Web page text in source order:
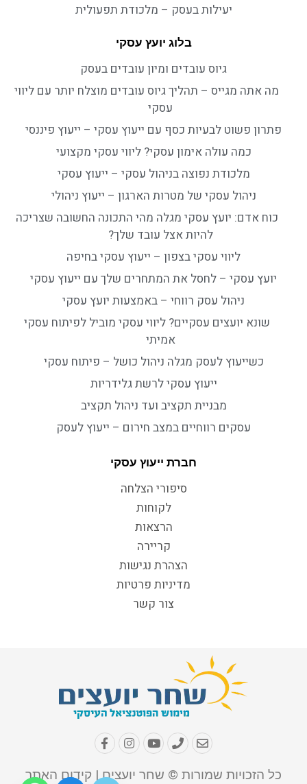
יעילות בעסק – מלכודת תפעולית
בלוג יועץ עסקי
גיוס עובדים ומיון עובדים בעסק
מה אתה מגייס – תהליך גיוס עובדים מוצלח יותר עם ליווי
עסקי
פתרון פשוט לבעיות כסף עם ייעוץ עסקי – ייעוץ פיננסי
כמה עולה אימון עסקי? ליווי עסקי מקצועי
מלכודת נפוצה בניהול עסקי – ייעוץ עסקי
ניהול עסקי של מטרות הארגון – ייעוץ ניהולי
כוח אדם: יועץ עסקי מגלה מהי התכונה החשובה שצריכה
להיות אצל עובד שלך?
ליווי עסקי בצפון – ייעוץ עסקי בחיפה
יועץ עסקי – לחסל את המתחרים שלך עם ייעוץ עסקי
ניהול עסק רווחי – באמצעות יועץ עסקי
שונא יועצים עסקיים? ליווי עסקי מוביל לפיתוח עסקי
אמיתי
כשייעוץ לעסק מגלה ניהול כושל – פיתוח עסקי
ייעוץ עסקי לרשת גלידריות
מבניית תקציב ועד ניהול תקציב
עסקים רווחיים במצב חירום – ייעוץ לעסק
חברת ייעוץ עסקי
סיפורי הצלחה
לקוחות
הרצאות
קריירה
הצהרת נגישות
מדיניות פרטיות
צור קשר
כל הזכויות שמורות © שחר יועצים | קידום האתר